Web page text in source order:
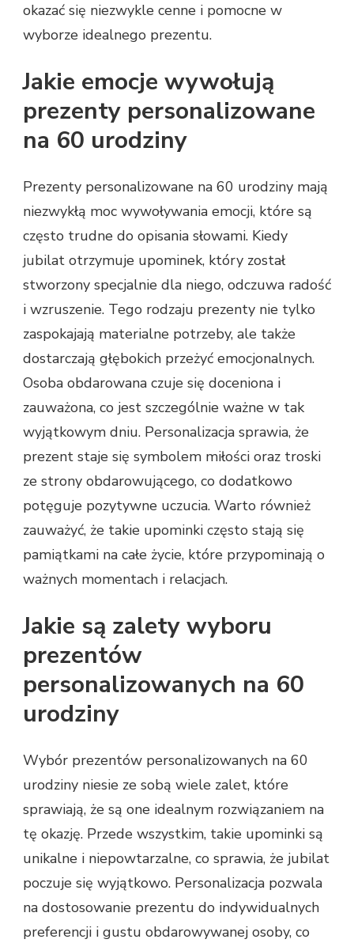
okazać się niezwykle cenne i pomocne w
wyborze idealnego prezentu.
Jakie emocje wywołują
prezenty personalizowane
na 60 urodziny
Prezenty personalizowane na 60 urodziny mają
niezwykłą moc wywoływania emocji, które są
często trudne do opisania słowami. Kiedy
jubilat otrzymuje upominek, który został
stworzony specjalnie dla niego, odczuwa radość
i wzruszenie. Tego rodzaju prezenty nie tylko
zaspokajają materialne potrzeby, ale także
dostarczają głębokich przeżyć emocjonalnych.
Osoba obdarowana czuje się doceniona i
zauważona, co jest szczególnie ważne w tak
wyjątkowym dniu. Personalizacja sprawia, że
prezent staje się symbolem miłości oraz troski
ze strony obdarowującego, co dodatkowo
potęguje pozytywne uczucia. Warto również
zauważyć, że takie upominki często stają się
pamiątkami na całe życie, które przypominają o
ważnych momentach i relacjach.
Jakie są zalety wyboru
prezentów
personalizowanych na 60
urodziny
Wybór prezentów personalizowanych na 60
urodziny niesie ze sobą wiele zalet, które
sprawiają, że są one idealnym rozwiązaniem na
tę okazję. Przede wszystkim, takie upominki są
unikalne i niepowtarzalne, co sprawia, że jubilat
poczuje się wyjątkowo. Personalizacja pozwala
na dostosowanie prezentu do indywidualnych
preferencji i gustu obdarowywanej osoby, co